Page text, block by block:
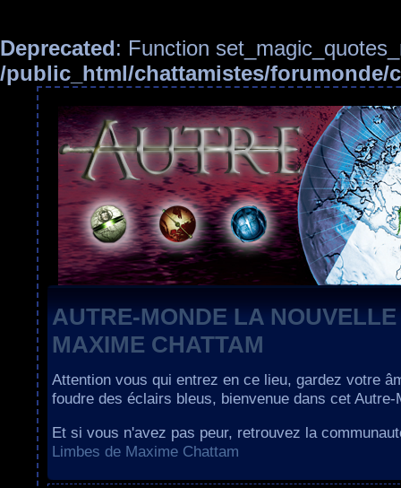
Deprecated: Function
/public_html/chattamistes/forumonde/
AUTRE-MONDE LA
MAXIME CHATTAM
Attention vous qui entrez en ce lieu, gardez votre
foudre des éclairs bleus, bienvenue dans cet Autre-
Et si vous n'avez pas peur, retrouvez la
Limbes de Maxime Chattam